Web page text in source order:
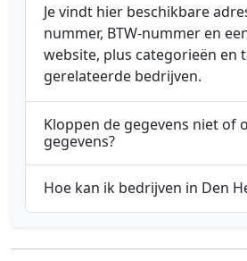
Je vindt hier beschikbare
nummer, BTW-nummer en
website, plus categorieën en
gerelateerde bedrijven.
Kloppen de gegevens niet of
gegevens?
Hoe kan ik bedrijven in Den